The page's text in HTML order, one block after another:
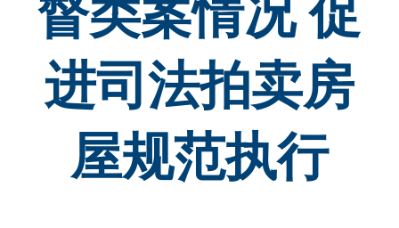
督类案情况 促
进司法拍卖房
屋规范执行